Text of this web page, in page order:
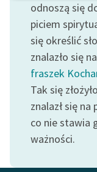
literatury do
uczennic i uczniów z
E-kolekcja lektur
szkolnych i
słuchania dla
uczniów z
Feministyczne
odnoszą się
piciem
się określić
znalazło się
fraszek
Tak się
znalazł się
co nie stawia
ważności.